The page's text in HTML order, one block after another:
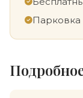
Парковка